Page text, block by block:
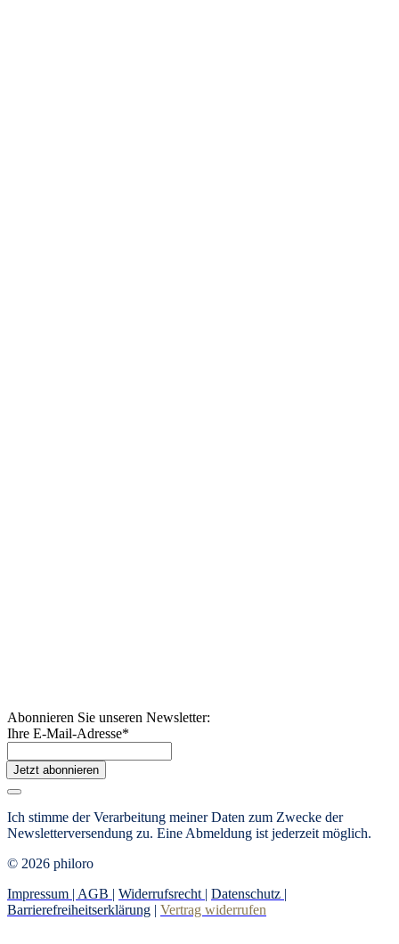
Abonnieren Sie unseren Newsletter:
Ihre E-Mail-Adresse*
Jetzt abonnieren
Ich stimme der Verarbeitung meiner Daten zum Zwecke der
Newsletterversendung zu. Eine Abmeldung ist jederzeit möglich.
© 2026 philoro
Impressum | AGB | Widerrufsrecht | Datenschutz |
Barrierefreiheitserklärung | Vertrag widerrufen